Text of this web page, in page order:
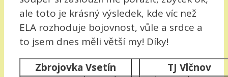
ale toto je krásný výsledek, kde víc než
ELA rozhoduje bojovnost, vůle a srdce a
to jsem dnes měli větší my! Díky!
Zbrojovka Vsetín
TJ Vlčnov